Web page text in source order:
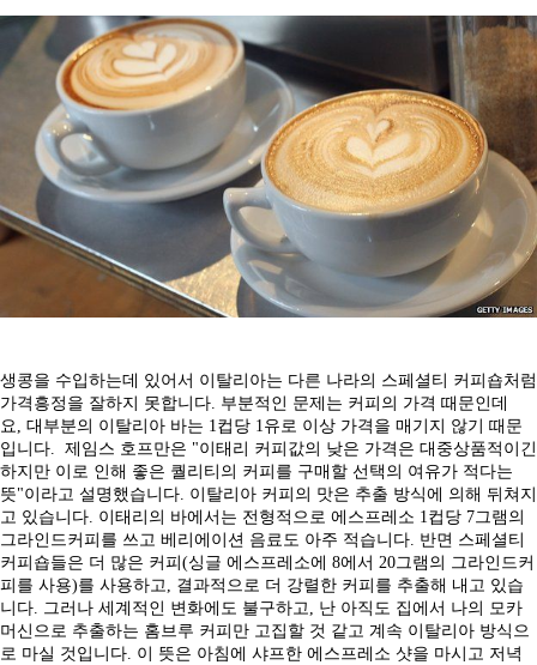
생콩을 수입하는데 있어서 이탈리아는 다른 나라의 스페셜티 커피숍처럼
가격흥정을 잘하지 못합니다. 부분적인 문제는 커피의 가격 때문인데
요, 대부분의 이탈리아 바는 1컵당 1유로 이상 가격을 매기지 않기 때문
입니다. 제임스 호프만은 "이태리 커피값의 낮은 가격은 대중상품적이긴
하지만 이로 인해 좋은 퀄리티의 커피를 구매할 선택의 여유가 적다는
뜻"이라고 설명했습니다. 이탈리아 커피의 맛은 추출 방식에 의해 뒤쳐지
고 있습니다. 이태리의 바에서는 전형적으로 에스프레소 1컵당 7그램의
그라인드커피를 쓰고 베리에이션 음료도 아주 적습니다. 반면 스페셜티
커피숍들은 더 많은 커피(싱글 에스프레소에 8에서 20그램의 그라인드커
피를 사용)를 사용하고, 결과적으로 더 강렬한 커피를 추출해 내고 있습
니다. 그러나 세계적인 변화에도 불구하고, 난 아직도 집에서 나의 모카
머신으로 추출하는 홈브루 커피만 고집할 것 같고 계속 이탈리아 방식으
로 마실 것입니다. 이 뜻은 아침에 샤프한 에스프레소 샷을 마시고 저녁